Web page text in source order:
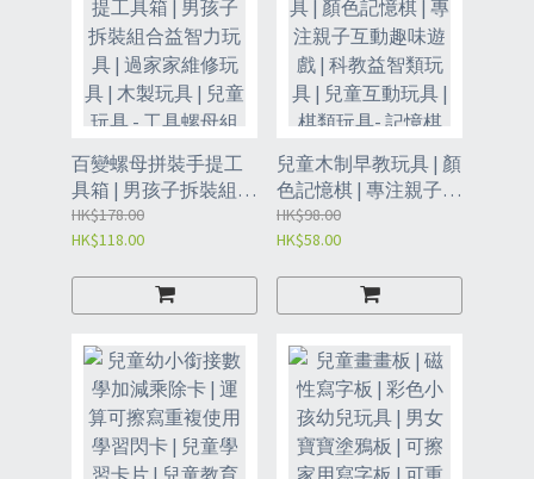
百變螺母拼裝手提工
具箱 | 男孩子拆裝組合
益智力玩具 | 過家家維
修玩具 | 木製玩具 | 兒
HK$178.00
HK$118.00
兒童木制早教玩具 | 顏
色記憶棋 | 專注親子互
動趣味遊戲 | 科教益智
類玩具 | 兒童互動玩具
16.1*16.1cm（XDD）
HK$98.00
HK$58.00